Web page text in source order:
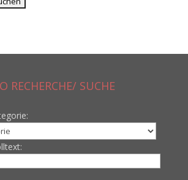
RECHERCHE/ SUCHE